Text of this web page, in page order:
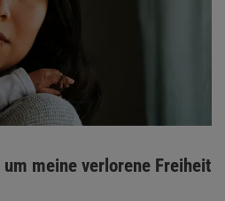
meine verlorene Freiheit